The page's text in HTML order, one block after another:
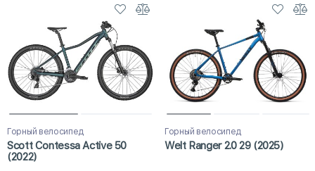
Горный велосипед
Scott Contessa Active 50
(2022)
Горный велосипед
Welt Ranger 2.0 29 (2025)